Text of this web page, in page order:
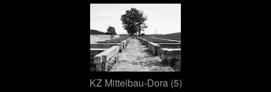
KZ Mittelbau-Dora (5)